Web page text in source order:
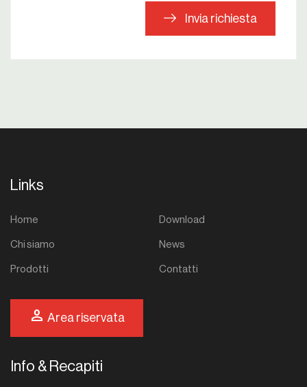
Invia richiesta
Links
Home
Chi siamo
Prodotti
Download
News
Contatti
person Area riservata
Info & Recapiti